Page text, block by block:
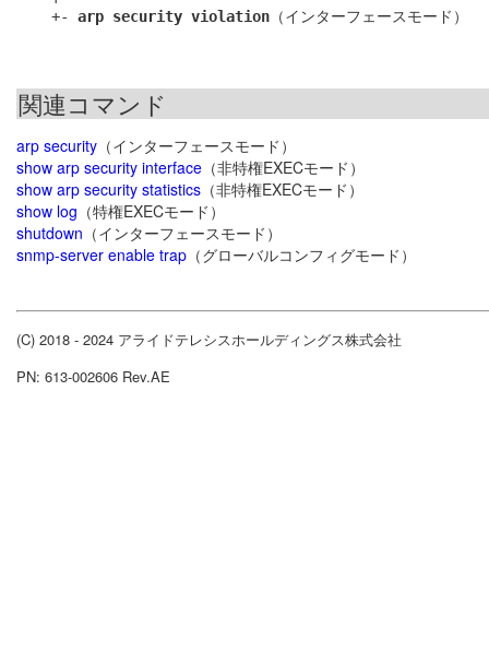
    +-
arp security violation
関連コマンド
arp security （インターフェースモード）
show arp security interface （非特権EXECモード）
show arp security statistics （非特権EXECモード）
show log （特権EXECモード）
shutdown （インターフェースモード）
snmp-server enable trap （グローバルコンフィグモード）
(C) 2018 - 2024 アライドテレシスホールディングス株式会社
PN: 613-002606 Rev.AE